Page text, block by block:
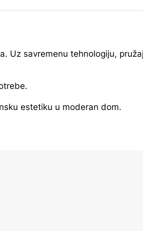
Uz savremenu tehnologiju,
estetiku u moderan dom.